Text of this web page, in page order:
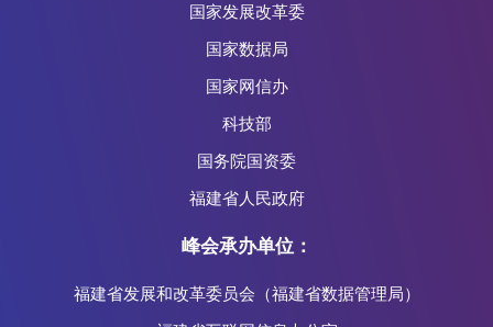
国家发展改革委
国家数据局
国家网信办
科技部
国务院国资委
福建省人民政府
峰会承办单位：
福建省发展和改革委员会（福建省数据管理局）